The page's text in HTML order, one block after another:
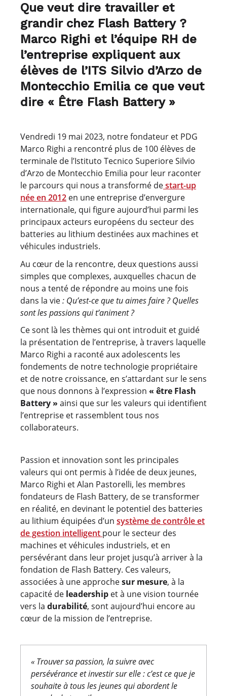
Que veut dire travailler et
grandir chez Flash Battery ?
Marco Righi et l’équipe RH de
l’entreprise expliquent aux
élèves de l’ITS Silvio d’Arzo de
Montecchio Emilia ce que veut
dire « Être Flash Battery »
Vendredi 19 mai 2023, notre fondateur et PDG
Marco Righi a rencontré plus de 100 élèves de
terminale de l’Istituto Tecnico Superiore Silvio
d’Arzo de Montecchio Emilia pour leur raconter
le parcours qui nous a transformé destart-up
née en 2012 en une entreprise d’envergure
internationale, qui figure aujourd’hui parmi les
principaux acteurs européens du secteur des
batteries au lithium destinées aux machines et
véhicules industriels.
Au cœur de la rencontre, deux questions aussi
simples que complexes, auxquelles chacun de
nous a tenté de répondre au moins une fois
dans la vie: Qu’est-ce que tu aimes faire ? Quelles
sont les passions qui t’animent ?
Ce sont là les thèmes qui ont introduit et guidé
la présentation de l’entreprise, à travers laquelle
Marco Righi a raconté aux adolescents les
fondements de notre technologie propriétaire
et de notre croissance, en s’attardant sur le sens
que nous donnons à l’expression « être Flash
Battery » ainsi que sur les valeurs qui identifient
l’entreprise et rassemblent tous nos
collaborateurs.
Passion et innovation sont les principales
valeurs qui ont permis à l’idée de deux jeunes,
Marco Righi et Alan Pastorelli, les membres
fondateurs de Flash Battery, de se transformer
en réalité, en devinant le potentiel des batteries
au lithium équipées d’un système de contrôle et
de gestion intelligent pour le secteur des
machines et véhicules industriels, et en
persévérant dans leur projet jusqu’à arriver à la
fondation de Flash Battery. Ces valeurs,
associées à une approchesur mesure, à la
capacité de leadership et à une vision tournée
vers la durabilité, sont aujourd’hui encore au
cœur de la mission de l’entreprise.
« Trouver sa passion, la suivre avec
persévérance et investir sur elle : c’est ce que je
souhaite à tous les jeunes qui abordent le